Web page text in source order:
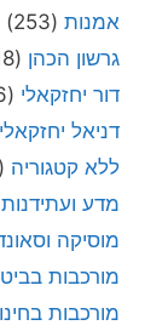
אמנות (253)
גרשון הכהן (818)
דור יחזקאלי (16)
דניאל יחזקאלי
ללא קטגוריה (162)
מדע ועתידנות
מוסיקה
מורכבות
מורכבות